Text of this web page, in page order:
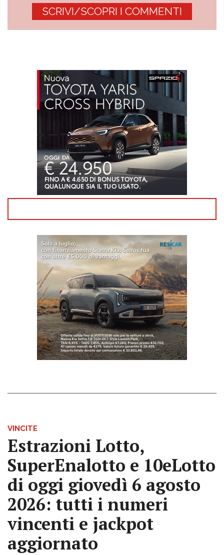
SCRIVI/SCOPRI I COMMENTI
VINCITE
Estrazioni Lotto,
SuperEnalotto e 10eLotto
di oggi giovedì 6 agosto
2026: tutti i numeri
vincenti e jackpot
aggiornato